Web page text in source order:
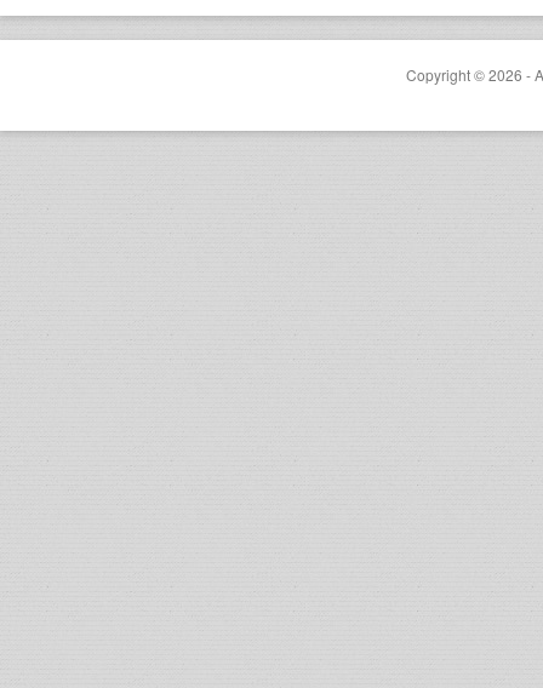
Copyright © 2026 -